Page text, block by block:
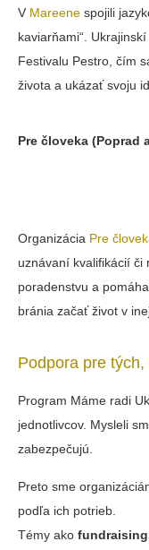
V Mareene spojili
kaviarňami“.
Festivalu Pestro, čím
života a ukázať svoju
Pre človeka (Poprad
Organizácia Pre
uznávaní kvalifikácií či
poradenstvu a
bránia začať život v
Podpora pre
Program Máme radi
jednotlivcov. Mysleli
zabezpečujú.
Preto sme
podľa ich potrieb.
Témy ako